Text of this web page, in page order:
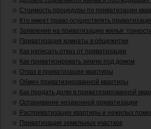
Стоимость процедуры по приватизации
Кто имеет право осуществлять
Заявление на приватизацию жилья:
Приватизация комнаты в общежитии
Как написать отказ от приватизации
Как приватизировать землю под домом
Отказ в приватизации квартиры
Обмен приватизированной квартиры
Как продать долю в приватизированной
Оспаривание незаконной приватизации
Расприватизация квартиры и нежилых
Приватизация земельных участков